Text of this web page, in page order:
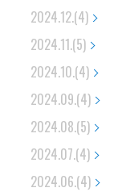
2024.12.(4)
2024.11.(5)
2024.10.(4)
2024.09.(4)
2024.08.(5)
2024.07.(4)
2024.06.(4)